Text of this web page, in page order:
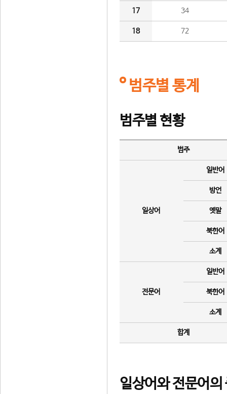
17 34
18 72
범주별 통계
범주별 현황
범주
일상어
일반어
방언
옛말
북한어
소계
전문어
일반어
북한어
소계
합계
일상어와 전문어의